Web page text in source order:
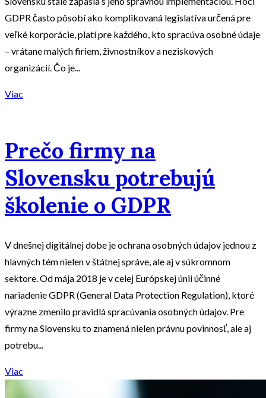
GDPR často pôsobí ako komplikovaná legislatíva určená pre
veľké korporácie, platí pre každého, kto spracúva osobné údaje
– vrátane malých firiem, živnostníkov a neziskových
organizácií. Čo je...
Viac
Prečo firmy na
Slovensku potrebujú
školenie o GDPR
V dnešnej digitálnej dobe je ochrana osobných údajov jednou z
hlavných tém nielen v štátnej správe, ale aj v súkromnom
sektore. Od mája 2018 je v celej Európskej únii účinné
nariadenie GDPR (General Data Protection Regulation), ktoré
výrazne zmenilo pravidlá spracúvania osobných údajov. Pre
firmy na Slovensku to znamená nielen právnu povinnosť, ale aj
potrebu...
Viac